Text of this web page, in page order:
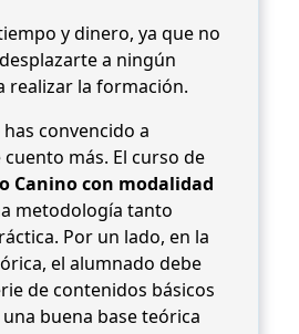
y dinero, ya que no
a ningún
realizar la formación.
convencido a
más. El curso de
Canino con modalidad
metodología tanto
Por un lado, en la
el alumnado debe
de contenidos básicos
buena base teórica